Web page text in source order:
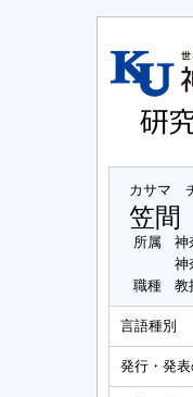
カサマ
笠
所属
神
神
職種
教
言語種別
発行・発表